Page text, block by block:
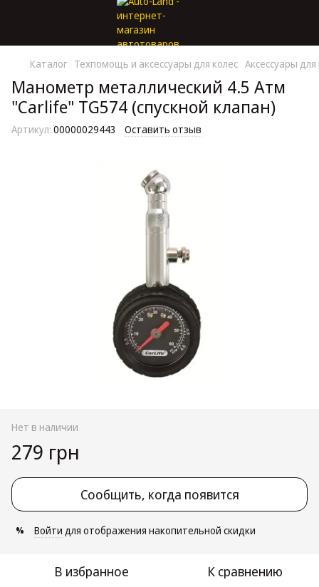
Каталог Техпомощь и аксессуары для колес Аксессуары для
Манометр металлический 4.5 Атм
"Carlife" TG574 (спускной клапан)
Артикул: 00000029443 Оставить отзыв
Нет в наличии
279 грн
Сообщить, когда появится
% Войти для отображения накопительной скидки
В избранное К сравнению